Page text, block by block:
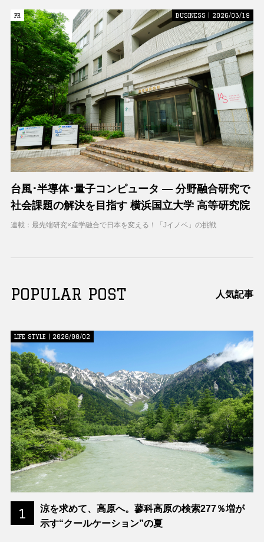
PR
PR BUSINESS | 2026/03/19
台風･半導体･量子コンピュータ ― 分野融合研究で
社会課題の解決を目指す 横浜国立大学 高等研究院
連載：最先端研究×産学融合で日本を変える！「Jイノベ」の挑戦
POPULAR POST 人気記事
1
LIFE STYLE | 2026/08/02
涼を求めて、高原へ。蓼科高原の検索277％増が
示す“クールケーション”の夏